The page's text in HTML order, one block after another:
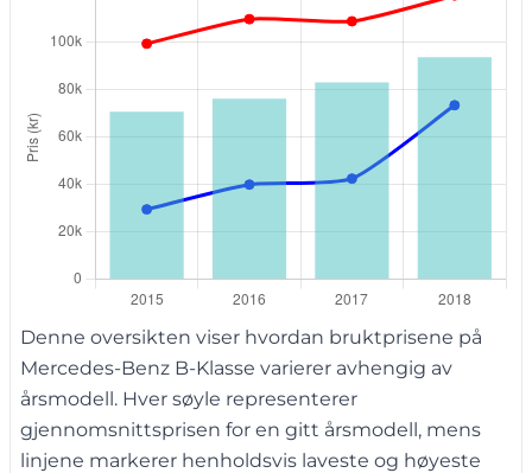
Denne oversikten viser hvordan bruktprisene på
Mercedes-Benz B-Klasse varierer avhengig av
årsmodell. Hver søyle representerer
gjennomsnittsprisen for en gitt årsmodell, mens
linjene markerer henholdsvis laveste og høyeste